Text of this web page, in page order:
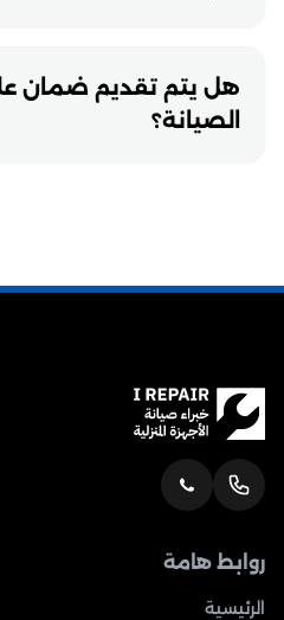
هل يتم تقديم ضمان
الصيانة؟
روابط هامة
الرئيسية